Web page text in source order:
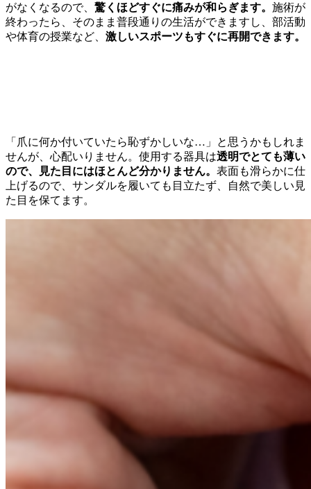
がなくなるので、 驚くほどすぐに痛みが和らぎます。 施術が
終わったら、そのまま普段通りの生活ができますし、部活動
や体育の授業など、 激しいスポーツもすぐに再開できます。
「爪に何か付いていたら恥ずかしいな…」と思うかもしれま
せんが、心配いりません。使用する器具は透明でとても薄い
ので、見た目にはほとんど分かりません。 表面も滑らかに仕
上げるので、サンダルを履いても目立たず、自然で美しい見
た目を保てます。